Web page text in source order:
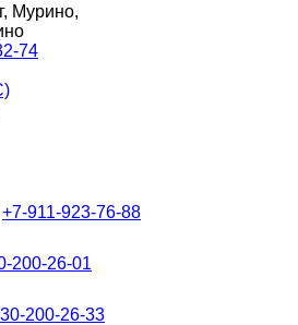
Мурино,
74
+7-911-923-76-88
200-26-01
200-26-33